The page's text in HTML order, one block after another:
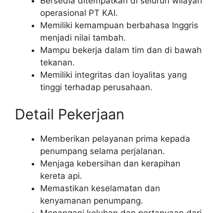
operasional PT KAI.
Memiliki kemampuan berbahasa Inggris
menjadi nilai tambah.
Mampu bekerja dalam tim dan di bawah
tekanan.
Memiliki integritas dan loyalitas yang
tinggi terhadap perusahaan.
Detail Pekerjaan
Memberikan pelayanan prima kepada
penumpang selama perjalanan.
Menjaga kebersihan dan kerapihan
kereta api.
Memastikan keselamatan dan
kenyamanan penumpang.